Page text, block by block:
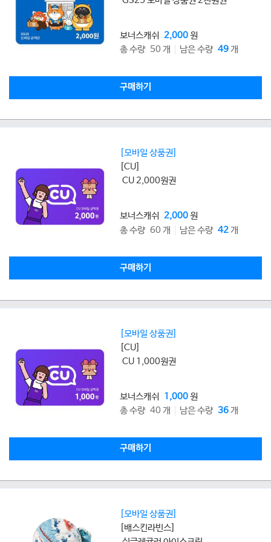
보너스캐쉬 2,000원
총 수량 50 개
남은 수량 49개
구매하기
[모바일 상품권]
[CU]
CU 2,000원권
보너스캐쉬 2,000원
총 수량 60 개
남은 수량 42개
구매하기
[모바일 상품권]
[CU]
CU 1,000원권
보너스캐쉬 1,000원
총 수량 40 개
남은 수량 36개
구매하기
[모바일 상품권]
[배스킨라빈스]